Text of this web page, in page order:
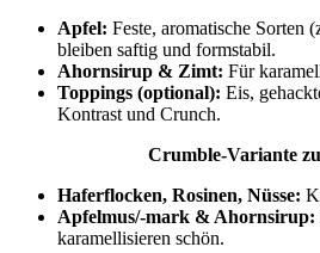
Apfel: Feste, aromatische Sorten
bleiben saftig und formstabil.
Ahornsirup & Zimt: Für
Toppings (optional): Eis,
Kontrast und Crunch.
Crumble-Variante
Haferflocken, Rosinen, Nüsse:
Apfelmus/-mark & Ahornsirup:
karamellisieren schön.